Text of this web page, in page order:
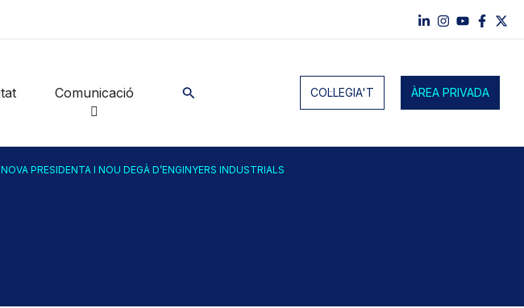
Comunicació Cerca COL·LEGIA'T ÀREA PRIVADA
PRESIDENTA I NOU DEGÀ D’ENGINYERS INDUSTRIALS